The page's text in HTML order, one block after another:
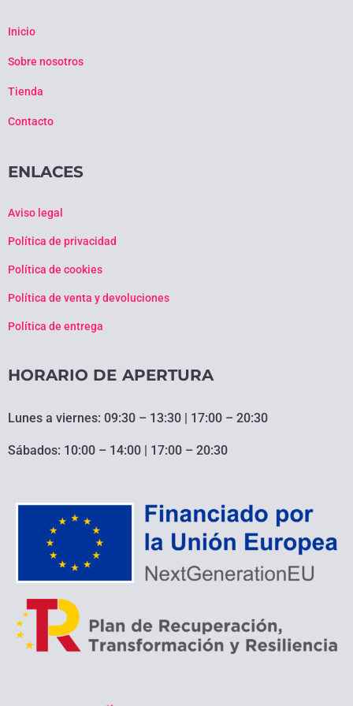
Inicio
Sobre nosotros
Tienda
Contacto
ENLACES
Aviso legal
Política de privacidad
Política de cookies
Política de venta y devoluciones
Política de entrega
HORARIO DE APERTURA
Lunes a viernes: 09:30 – 13:30 | 17:00 – 20:30
Sábados: 10:00 – 14:00 | 17:00 – 20:30